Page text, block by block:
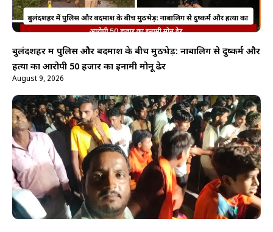
बुलंदशहर में पुलिस और बदमाश के बीच मुठभेड़: नाबालिग से दुष्कर्म और
हत्या का आरोपी 50 हजार का इनामी मोनू ढेर
August 9, 2026